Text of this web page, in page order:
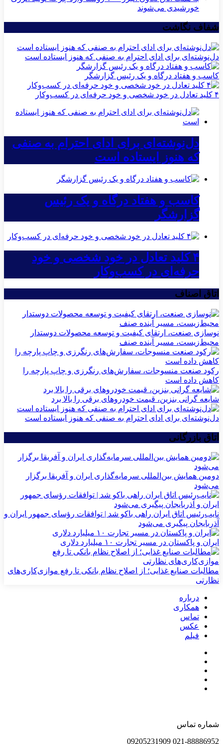
خورشیدی می‌شوند
شفاف نگاشت
دل‌نوشته‌ای برای ادای احترام به صنفی که هنوز ایستاده است
کاسب و هفتاد درگاه و یک رئیس گزارشگر
۴ کلید تعادل در خود شخصی و خود حرفه‌ای در کسب‌وکار
دل‌نوشته‌ای برای ادای احترام به صنفی
که هنوز ایستاده است
کاسب و هفتاد درگاه و یک رئیس
گزارشگر
۴ کلید تعادل در خود شخصی و خود
حرفه‌ای در کسب‌وکار
اتاق اصناف
نوسازی صنعت، ارتقای کیفیت و توسعه محصولات دوستدار
محیط‌زیست، مسیر آینده صنف
رکود صنعت منسوجات، سفارش‌های رنگرزی و چاپ پارچه را
کاهش داده است
شایعه گرانی بنزین، قیمت خودروهای برقی را بالا برد
دل‌نوشته‌ای برای ادای احترام به صنفی که هنوز ایستاده است
اتاق بازرگانی
دومین همایش بین‌المللی سرمایه‌گذاری ایران و آفریقا برگزار
می‌شود
نایب‌رئیس اتاق ایران راهی باکو شد | توافقات رؤسای جمهور ایران و
آذربایجان پیگیری می‌شود
ایران و پاکستان در مسیر تجارت ۱۰ میلیارد دلاری
مطالبات صنایع غذایی؛ از اصلاح نظام بانکی تا رفع موازی‌کاری‌های
نظارتی
درباره
همکاری
تماس
عکس
فیلم
شماره تماس
021-88886952 09205231909